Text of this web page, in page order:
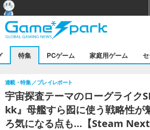
特集 PCゲーム 家庭用ゲーム セ
宇宙探査テーマのローグライク
kk』母艦すら囮に使う戦略性が
ろ気になる点も…【Steam
連載・特集 プレイレポート